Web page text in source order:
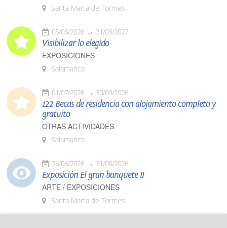
Santa Marta de Tormes
05/06/2026 31/03/2027
Visibilizar lo elegido
EXPOSICIONES
Salamanca
01/07/2026 30/09/2026
122 Becas de residencia con alojamiento completo y
gratuito
OTRAS ACTIVIDADES
Salamanca
26/06/2026 31/08/2026
Exposición El gran banquete II
ARTE / EXPOSICIONES
Santa Marta de Tormes